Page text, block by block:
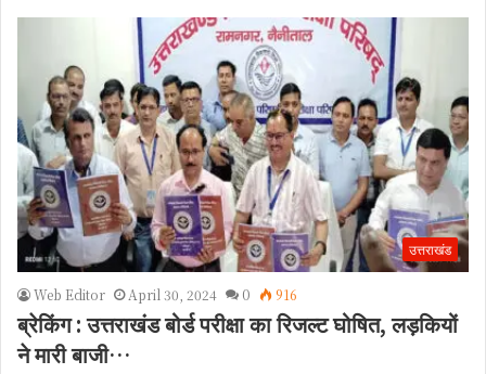
उत्तराखंड
Web Editor April 30, 2024 0 916
ब्रेकिंग : उत्तराखंड बोर्ड परीक्षा का रिजल्ट घोषित, लड़कियों
ने मारी बाजी…